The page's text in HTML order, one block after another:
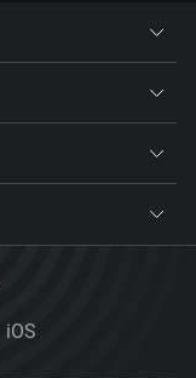
iOS